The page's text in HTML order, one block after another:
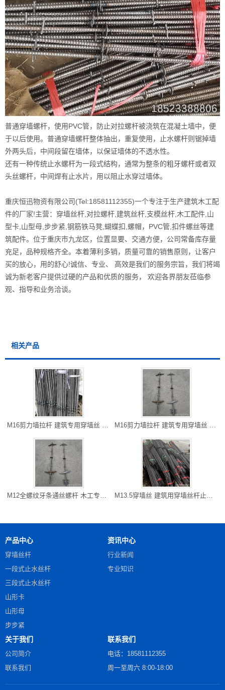
普通穿墙螺杆，使用PVC管，防止对拉螺杆被浇筑在混凝土墙中，便
于以后使用。普通穿墙螺杆整体抽出，重复使用，止水螺杆则锯掉墙
外两头后，中间段留在墙体，以保证墙体的不透水性。
还有一种传统止水螺杆为一段式结构，通常为整条的粗牙螺杆或者双
头丝螺杆，中间焊有止水片，用以阻止水穿过墙体。
重庆恒迅物资有限公司(Tel:18581112355)一个专注于生产建筑木工配
件的厂家!主营：穿墙丝杆,对拉螺杆,建筑丝杆,支模丝杆,木工配件,山
型卡,山型母,步步紧,钢筋铁马凳,蝴蝶扣,螺帽，PVC管,扣件螺丝等建
筑配件。位于重庆市九龙区，位置显要、交通方便，公司常备库存量
充足，品种规格齐全。本着薄利多销，质量可靠的销售原则，让客户
买的放心，用的舒心!诚信、专业、 高效是我们的服务宗旨，我们将竭
诚为新老客户提供过硬的产品和优质的服务， 欢迎各界朋友莅临参
观、指导和业务洽谈。
相关产品
M16剪力墙拉杆 建筑专用穿墙丝 六盘水厂家直销 可以走专线物流 M16剪力墙拉杆 建筑专用穿墙丝 六盘水厂家直销 可以走专线物流
M12全螺纹牙条通丝螺杆 木工专用对拉螺杆 毕节地丝杆加工厂 快速 M13.5穿墙丝 建筑用穿墙丝杆止水对拉螺杆 綦江批发 大量现货
产品中心
穿墙丝杆
一段式止水丝杆
三段式止水丝杆
山形卡
山形母
步步紧
资讯中心
行业新闻
专业知识
关于我们
公司简介
联系我们
联系我们
电话：18581112355
周一至周六 8:00-18:00